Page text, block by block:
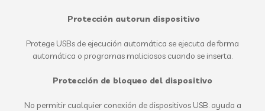
Protección autorun dispositivo
Protege USBs de ejecución automática se ejecuta de forma
automática o programas maliciosos cuando se inserta.
Protección de bloqueo del dispositivo
No permitir cualquier conexión de dispositivos USB. ayuda a